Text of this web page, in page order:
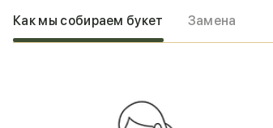
Как мы собираем букет Замена